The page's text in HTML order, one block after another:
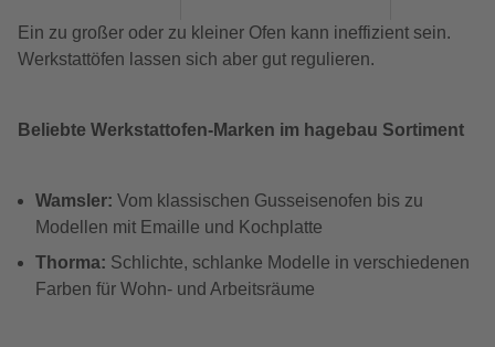
Ein zu großer oder zu kleiner Ofen kann ineffizient sein.
Werkstattöfen lassen sich aber gut regulieren.
Beliebte Werkstattofen-Marken im hagebau Sortiment
Wamsler: Vom klassischen Gusseisenofen bis zu
Modellen mit Emaille und Kochplatte
Thorma: Schlichte, schlanke Modelle in verschiedenen
Farben für Wohn- und Arbeitsräume